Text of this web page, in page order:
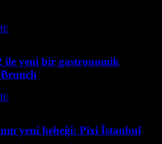
ile yeni bir gastronomik
yeni bebeği: Pixi İstanbul